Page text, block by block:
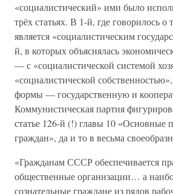
«социалистический» ими было
трёх статьях. В 1-й, где говорилось
является «социалистическим
й, в которых объяснялась
— с «социалистической системой
«социалистической
формы — государственную и
Коммунистическая партия
статье 126-й (!) главы 10 «Основные
граждан», да и то в весьма
«Гражданам СССР обеспечивается
общественные организации… а
сознательные граждане из рядов